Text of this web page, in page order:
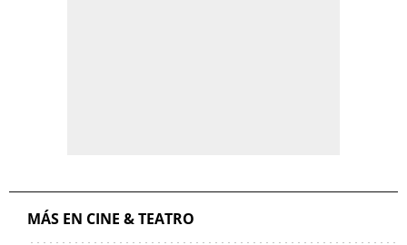
MÁS EN CINE & TEATRO